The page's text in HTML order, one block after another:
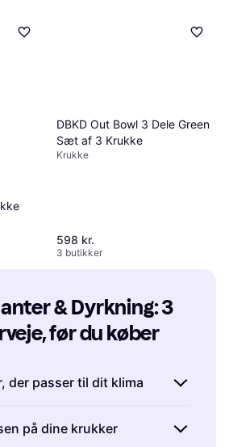
DBKD Out Bowl 3 Dele Green
Sæt af 3 Krukke
Krukke
598 kr.
3 butikker
& Dyrkning: 3
før du køber
der passer til dit klima
forhold i din have.
på dine krukker